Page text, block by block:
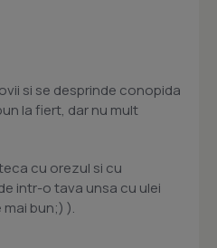
si se desprinde conopida
la fiert, dar nu mult
cu orezul si cu
intr-o tava unsa cu ulei
mai bun;) ).